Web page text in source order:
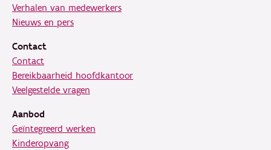
Verhalen van medewerkers
Nieuws en pers
Contact
Contact
Bereikbaarheid hoofdkantoor
Veelgestelde vragen
Aanbod
Geïntegreerd werken
Kinderopvang